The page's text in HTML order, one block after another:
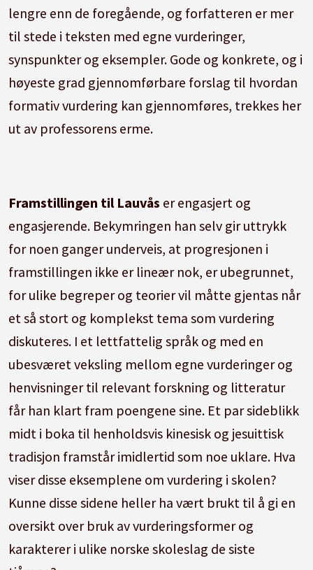
lengre enn de foregående, og forfatteren er mer
til stede i teksten med egne vurderinger,
synspunkter og eksempler. Gode og konkrete, og i
høyeste grad gjennomførbare forslag til hvordan
formativ vurdering kan gjennomføres, trekkes her
ut av professorens erme.
Framstillingen til Lauvås er engasjert og
engasjerende. Bekymringen han selv gir uttrykk
for noen ganger underveis, at progresjonen i
framstillingen ikke er lineær nok, er ubegrunnet,
for ulike begreper og teorier vil måtte gjentas når
et så stort og komplekst tema som vurdering
diskuteres. I et lettfattelig språk og med en
ubesværet veksling mellom egne vurderinger og
henvisninger til relevant forskning og litteratur
får han klart fram poengene sine. Et par sideblikk
midt i boka til henholdsvis kinesisk og jesuittisk
tradisjon framstår imidlertid som noe uklare. Hva
viser disse eksemplene om vurdering i skolen?
Kunne disse sidene heller ha vært brukt til å gi en
oversikt over bruk av vurderingsformer og
karakterer i ulike norske skoleslag de siste